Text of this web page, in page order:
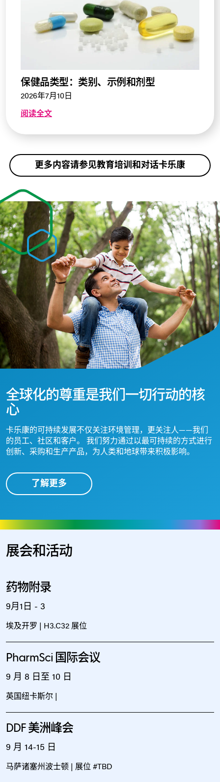
保健品类型：类别、示例和剂型
2026年7月10日
阅读全文
更多内容请参见教育培训和对话卡乐康
全球化的尊重是我们一切行动的核
心
卡乐康的可持续发展不仅关注环境管理，更关注人——我们
的员工、社区和客户。 我们努力通过以最可持续的方式进行
创新、采购和生产产品，为人类和地球带来积极影响。
了解更多
展会和活动
药物附录
9月1日 - 3
埃及开罗 | H3.C32 展位
PharmSci 国际会议
9 月 8 日至 10 日
英国纽卡斯尔 |
DDF 美洲峰会
9 月 14-15 日
马萨诸塞州波士顿 | 展位 #TBD